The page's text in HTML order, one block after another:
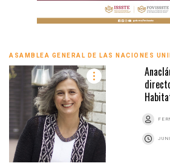
ASAMBLEA GENERAL DE LAS NACIONES